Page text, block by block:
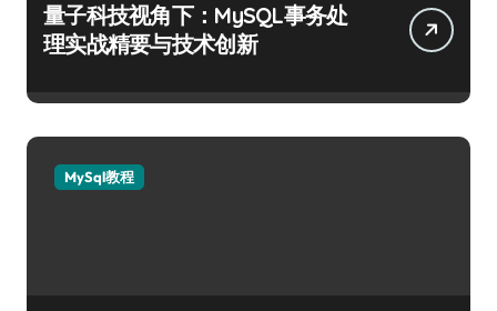
量子科技视角下：MySQL事务处
理实战精要与技术创新
MySql教程